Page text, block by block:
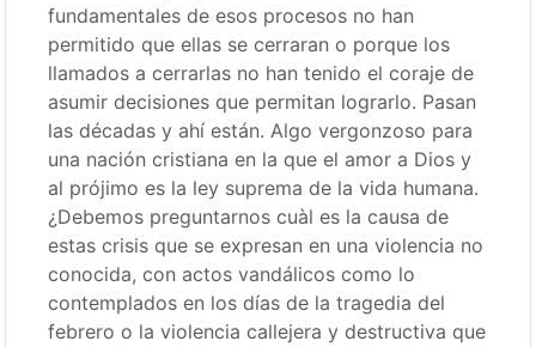
fundamentales de esos procesos no han
permitido que ellas se cerraran o porque los
llamados a cerrarlas no han tenido el coraje de
asumir decisiones que permitan lograrlo. Pasan
las décadas y ahí están. Algo vergonzoso para
una nación cristiana en la que el amor a Dios y
al prójimo es la ley suprema de la vida humana.
¿Debemos preguntarnos cuàl es la causa de
estas crisis que se expresan en una violencia no
conocida, con actos vandálicos como lo
contemplados en los días de la tragedia del
febrero o la violencia callejera y destructiva que